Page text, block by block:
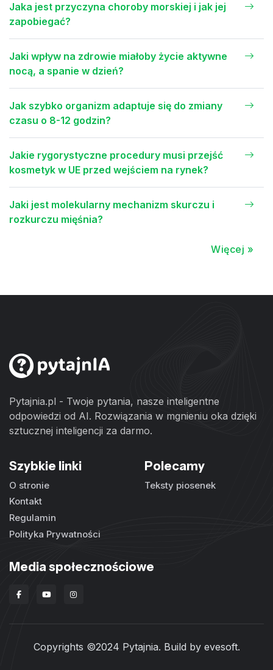
Jaka jest przyczyna choroby morskiej i jak jej
zapobiegać?
Jaki wpływ na zdrowie miałoby życie aktywne
nocą, a spanie w dzień?
Jak szybko organizm adaptuje się do zmiany
czasu o 8-12 godzin?
Jakie rygorystyczne procedury musi przejść
kosmetyk w UE przed wejściem na rynek?
Jaki jest molekularny mechanizm skurczu i
rozkurczu mięśnia?
Więcej »
Pytajnia.pl - Twoje pytania, nasze inteligentne
odpowiedzi od AI. Rozwiązania w mgnieniu oka dzięki
sztucznej inteligencji za darmo.
Szybkie linki
O stronie
Kontakt
Regulamin
Polityka Prywatności
Polecamy
Teksty piosenek
Media społecznościowe
Copyrights ©2024 Pytajnia. Build by evesoft.